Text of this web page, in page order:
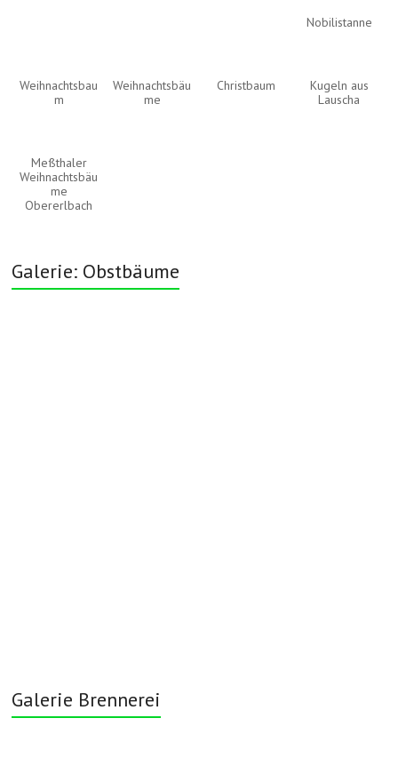
Nobilistanne
Weihnachtsbau
m
Weihnachtsbäu
me
Christbaum
Kugeln aus
Lauscha
Meßthaler
Weihnachtsbäu
me
Obererlbach
Galerie: Obstbäume
Galerie Brennerei